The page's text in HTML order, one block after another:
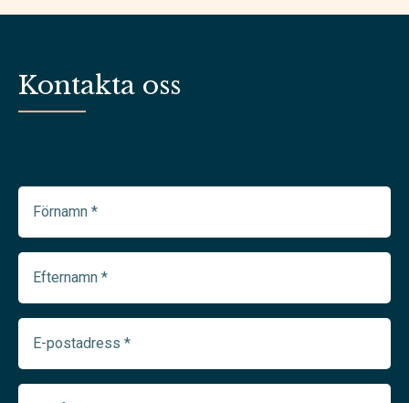
Kontakta oss
Förnamn
(Required)
Efternamn
(Required)
E-
postadress
(Required)
Telefonnummer